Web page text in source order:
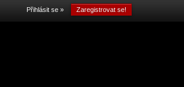
Přihlásit se » Zaregistrovat se!